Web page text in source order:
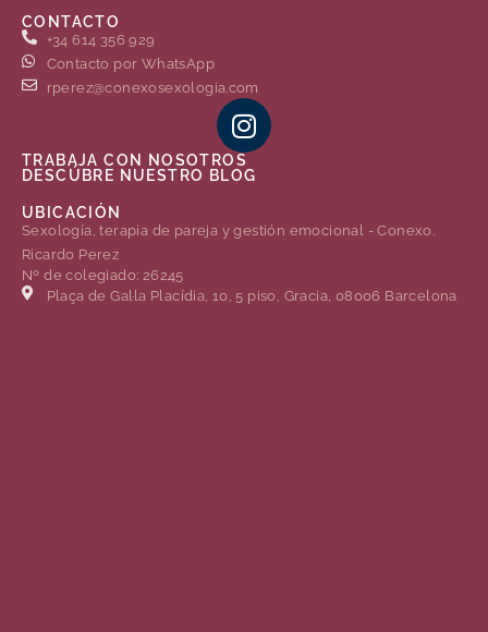
CONTACTO
+34 614 356 929
Contacto por WhatsApp
rperez@conexosexologia.com
TRABAJA CON NOSOTROS
DESCÚBRE NUESTRO BLOG
UBICACIÓN
Sexología, terapia de pareja y gestión emocional - Conexo.
Ricardo Perez
Nº de colegiado: 26245
Plaça de Gal·la Placídia, 10, 5 piso, Gracia, 08006 Barcelona